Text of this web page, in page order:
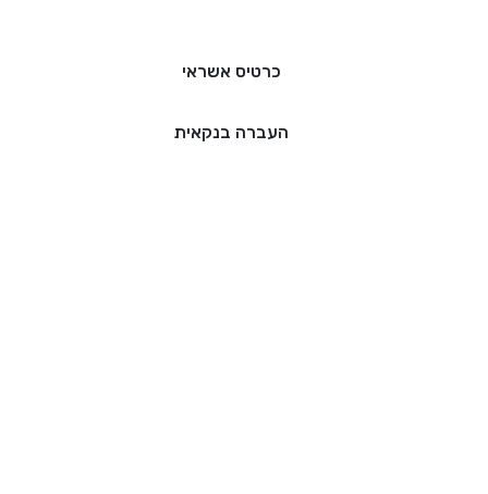
כרטיס אשראי
העברה בנקאית